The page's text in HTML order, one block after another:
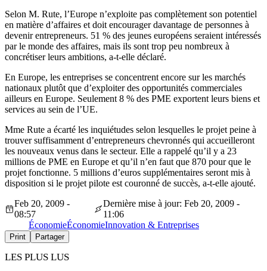
Selon M. Rute, l’Europe n’exploite pas complètement son potentiel
en matière d’affaires et doit encourager davantage de personnes à
devenir entrepreneurs. 51 % des jeunes européens seraient intéressés
par le monde des affaires, mais ils sont trop peu nombreux à
concrétiser leurs ambitions, a-t-elle déclaré.
En Europe, les entreprises se concentrent encore sur les marchés
nationaux plutôt que d’exploiter des opportunités commerciales
ailleurs en Europe. Seulement 8 % des PME exportent leurs biens et
services au sein de l’UE.
Mme Rute a écarté les inquiétudes selon lesquelles le projet peine à
trouver suffisamment d’entrepreneurs chevronnés qui accueilleront
les nouveaux venus dans le secteur. Elle a rappelé qu’il y a 23
millions de PME en Europe et qu’il n’en faut que 870 pour que le
projet fonctionne. 5 millions d’euros supplémentaires seront mis à
disposition si le projet pilote est couronné de succès, a-t-elle ajouté.
Feb 20, 2009 -
08:57
Dernière mise à jour: Feb 20, 2009 -
11:06
ÉconomieÉconomieInnovation & Entreprises
Print Partager
LES PLUS LUS